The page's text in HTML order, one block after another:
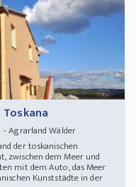
Agrarland Wälder
der toskanischen
zwischen dem Meer und
mit dem Auto, das Meer
Kunststädte in der